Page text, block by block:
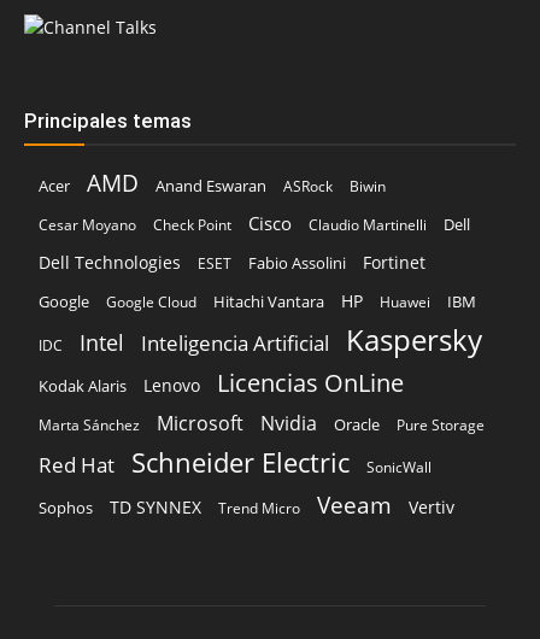
Principales temas
Acer AMD Anand Eswaran ASRock
Biwin
Cesar Moyano
Check Point Cisco Claudio Martinelli Dell
Dell Technologies ESET Fabio Assolini Fortinet
Google Google Cloud Hitachi Vantara HP Huawei IBM
IDC Intel Inteligencia Artificial Kaspersky
Kodak Alaris Lenovo Licencias OnLine
Marta Sánchez Microsoft Nvidia Oracle Pure Storage
Red Hat Schneider Electric SonicWall
Sophos TD SYNNEX Trend Micro Veeam Vertiv